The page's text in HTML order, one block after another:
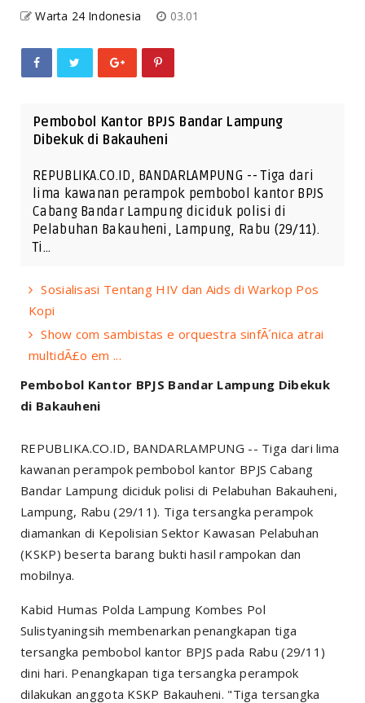
Warta 24 Indonesia 03.01
Pembobol Kantor BPJS Bandar Lampung
Dibekuk di Bakauheni
REPUBLIKA.CO.ID, BANDARLAMPUNG -- Tiga dari
lima kawanan perampok pembobol kantor BPJS
Cabang Bandar Lampung diciduk polisi di
Pelabuhan Bakauheni, Lampung, Rabu (29/11).
Ti…
Sosialisasi Tentang HIV dan Aids di Warkop Pos
Kopi
Show com sambistas e orquestra sinfÃ´nica atrai
multidÃ£o em ...
Pembobol Kantor BPJS Bandar Lampung Dibekuk
di Bakauheni
REPUBLIKA.CO.ID, BANDARLAMPUNG -- Tiga dari lima
kawanan perampok pembobol kantor BPJS Cabang
Bandar Lampung diciduk polisi di Pelabuhan Bakauheni,
Lampung, Rabu (29/11). Tiga tersangka perampok
diamankan di Kepolisian Sektor Kawasan Pelabuhan
(KSKP) beserta barang bukti hasil rampokan dan
mobilnya.
Kabid Humas Polda Lampung Kombes Pol
Sulistyaningsih membenarkan penangkapan tiga
tersangka pembobol kantor BPJS pada Rabu (29/11)
dini hari. Penangkapan tiga tersangka perampok
dilakukan anggota KSKP Bakauheni. "Tiga tersangka